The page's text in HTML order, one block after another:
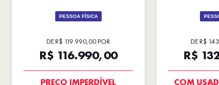
PESSOA FÍSICA
DE R$ 119.990,00 POR
R$ 116.990,00
OPORTUNIDADE
DE R$
R$
SUPER